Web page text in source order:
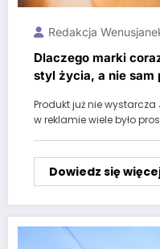
Redakcja
Dlaczego marki
styl życia, a nie sam
Produkt już nie
w reklamie wiele było
Dowiedz się